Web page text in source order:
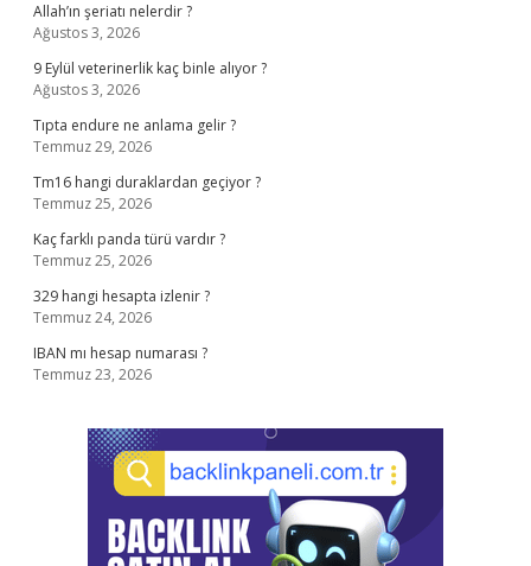
Allah’ın şeriatı nelerdir ?
Ağustos 3, 2026
9 Eylül veterinerlik kaç binle alıyor ?
Ağustos 3, 2026
Tıpta endure ne anlama gelir ?
Temmuz 29, 2026
Tm16 hangi duraklardan geçiyor ?
Temmuz 25, 2026
Kaç farklı panda türü vardır ?
Temmuz 25, 2026
329 hangi hesapta izlenir ?
Temmuz 24, 2026
IBAN mı hesap numarası ?
Temmuz 23, 2026